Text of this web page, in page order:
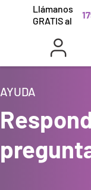
Llámanos
GRATIS al
AYUDA